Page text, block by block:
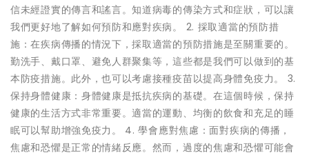
信未經證實的傳言和謠言。知道病毒的傳染方式和症狀，可以讓
我們更好地了解如何預防和應對疾病。 2. 採取適當的預防措
施：在疾病傳播的情況下，採取適當的預防措施是至關重要的。
勤洗手、戴口罩、避免人群聚集等，這些都是我們可以做到的基
本防疫措施。此外，也可以考慮接種疫苗以提高身體免疫力。 3.
保持身體健康：身體健康是抵抗疾病的基礎。在這個時候，保持
健康的生活方式非常重要。適當的運動、均衡的飲食和充足的睡
眠可以幫助增強免疫力。 4. 學會應對焦慮：面對疾病的傳播，
焦慮和恐懼是正常的情緒反應。然而，過度的焦慮和恐懼可能會